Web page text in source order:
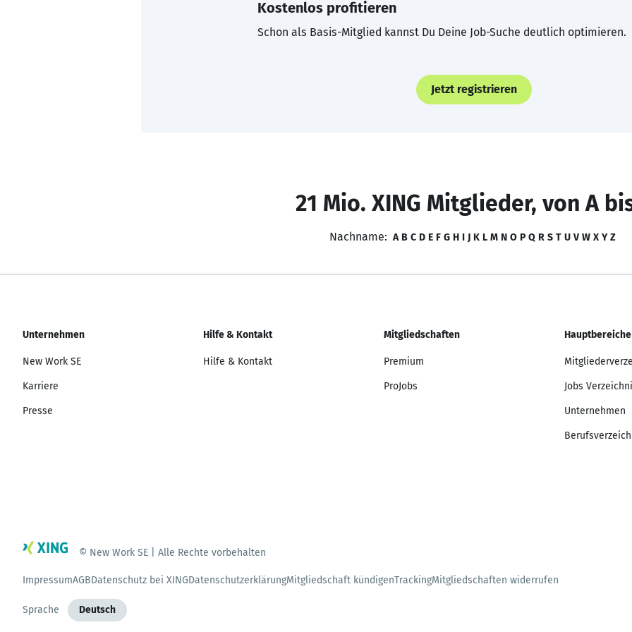
Kostenlos profitieren
Schon als Basis-Mitglied kannst Du Deine Job-Suche deutlich optimieren.
Jetzt registrieren
21 Mio. XING Mitglieder, von A
Nachname: A B C D E F G H I J K L M N O P Q R S T U V W X Y Z
Unternehmen
New Work SE
Karriere
Presse
Hilfe & Kontakt
Hilfe & Kontakt
Mitgliedschaften
Premium
ProJobs
Hauptbereiche
Jobs
Unternehmen
© New Work SE | Alle Rechte vorbehalten
ImpressumAGBDatenschutz bei XINGDatenschutzerklärungMitgliedschaft kündigenTrackingMitgliedschaften widerrufen
Sprache Deutsch